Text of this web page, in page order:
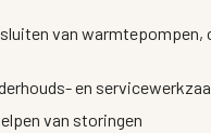
van warmtepompen,
en
van storingen